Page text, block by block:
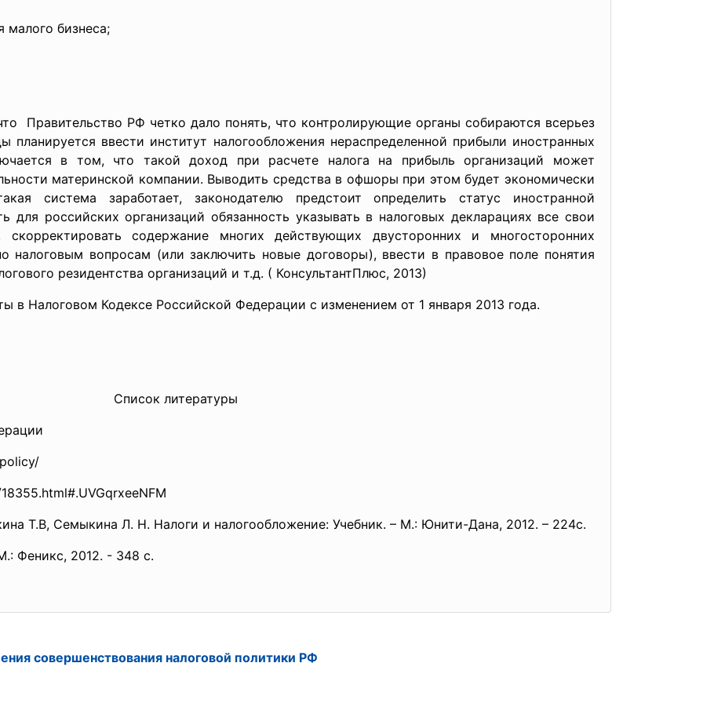
бизнеса;
РФ четко дало понять, что контролирующие органы собираются всерьез
ввести институт налогообложения нераспределенной прибыли иностранных
в том, что такой доход при расчете налога на прибыль организаций может
материнской компании. Выводить средства в офшоры при этом будет экономически
система заработает, законодателю предстоит определить статус иностранной
для российских организаций обязанность указывать в налоговых декларациях все свои
скорректировать содержание многих действующих двусторонних и многосторонних
налоговым вопросам (или заключить новые договоры), ввести в правовое поле понятия
резидентства организаций и т.д. ( КонсультантПлюс, 2013)
Кодексе Российской Федерации с изменением от 1 января 2013 года.
Список литературы
UVGqrxeeNFM
Т.В, Семыкина Л. Н. Налоги и налогообложение: Учебник. – М.: Юнити-Дана, 2012. – 224с.
Феникс, 2012. - 348 с.
совершенствования налоговой политики РФ